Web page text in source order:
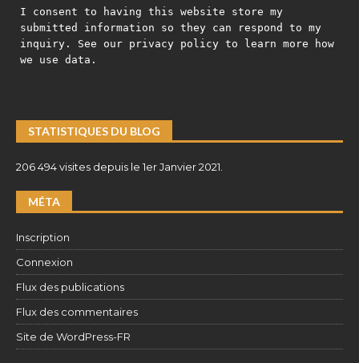
I consent to having this website store my
submitted information so they can respond to my
inquiry. See our privacy policy to learn more how
we use data.
STATISTIQUES DU BLOG
206 494 visites depuis le 1er Janvier 2021.
MÉTA
Inscription
Connexion
Flux des publications
Flux des commentaires
Site de WordPress-FR